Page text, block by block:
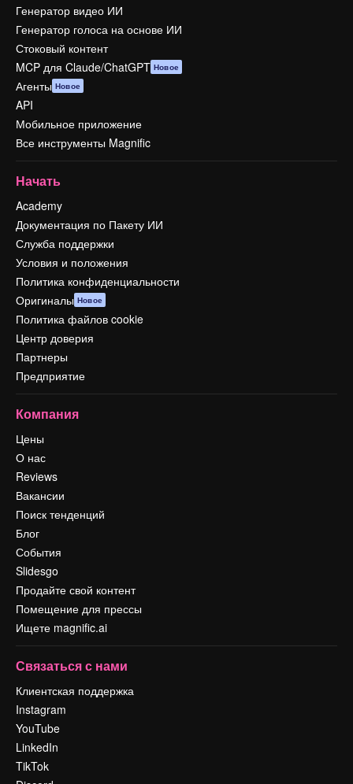
Генератор видео ИИ
Генератор голоса на основе ИИ
Стоковый контент
MCP для Claude/ChatGPT Новое
Агенты Новое
API
Мобильное приложение
Все инструменты Magnific
Начать
Academy
Документация по Пакету ИИ
Служба поддержки
Условия и положения
Политика конфиденциальности
Оригиналы Новое
Политика файлов cookie
Центр доверия
Партнеры
Предприятие
Компания
Цены
О нас
Reviews
Вакансии
Поиск тенденций
Блог
События
Slidesgo
Продайте свой контент
Помещение для прессы
Ищете magnific.ai
Связаться с нами
Клиентская поддержка
Instagram
YouTube
LinkedIn
TikTok